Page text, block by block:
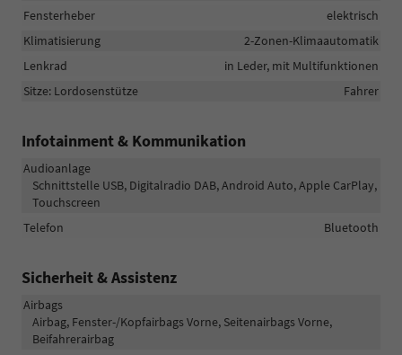
Fensterheber
elektrisch
Klimatisierung
2-Zonen-Klimaautomatik
Lenkrad
in Leder, mit Multifunktionen
Sitze: Lordosenstütze
Fahrer
Infotainment & Kommunikation
Audioanlage
Schnittstelle USB, Digitalradio DAB, Android Auto, Apple CarPlay,
Touchscreen
Telefon
Bluetooth
Sicherheit & Assistenz
Airbags
Airbag, Fenster-/Kopfairbags Vorne, Seitenairbags Vorne,
Beifahrerairbag